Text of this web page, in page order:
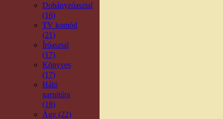
Dohányzóasztal
(16)
TV komód
(21)
Íróasztal
(17)
Könyves
(17)
Háló
garnitúra
(18)
Ágy (22)